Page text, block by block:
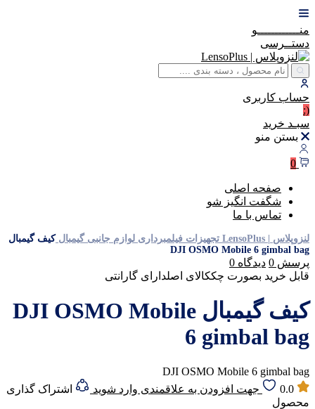
منــــــــــــو
دستــرسی
حساب کاربری
(:
سبـد خرید
بستن منو
0
صفحه اصلی
شگفت انگیز شو
تماس با ما
لنزوپلاس | LensoPlus تجهیزات فیلمبرداری لوازم جانبی گیمبالکیف گیمبال
DJI OSMO Mobile 6 gimbal bag
پرسش 0 دیدگاه 0
قابل خرید بصورت چککالای اصلدارای گارانتی
کیف گیمبال DJI OSMO Mobile
6 gimbal bag
DJI OSMO Mobile 6 gimbal bag
0.0
جهت افزودن به علاقمندی وارد شوید
اشتراک گذاری
محصول